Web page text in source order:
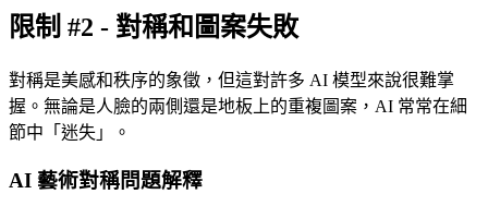
限制 #2 - 對稱和圖案失敗
對稱是美感和秩序的象徵，但這對許多 AI 模型來說很難掌
握。無論是人臉的兩側還是地板上的重複圖案，AI 常常在細
節中「迷失」。
AI 藝術對稱問題解釋